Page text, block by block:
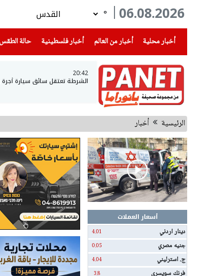
06.08.2026
°
أخبار محلية
(current) أخبار من العالم أخبار فلسطينية(current) حالة الطقس
20:42
الشرطة تعتقل سائق سيارة أجرة وتكتشف أنه
الرئيسية أخبار
أسعار العملات
دينار اردني
4.01
جنيه مصري 0.05
ج. استرليني 4.04
فرنك سويسري 3.8